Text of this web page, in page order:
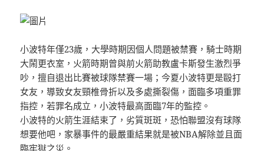
小波特年僅23歲，大學時期因個人問題被禁賽，騎士時期
大鬧更衣室，火箭時期曾與前火箭助教盧卡斯發生激烈爭
吵，擅自退出比賽被球隊禁賽一場；今夏小波特更是毆打
女友，導致女友頸椎骨折以及多處撕裂傷，面臨多項重罪
指控，若罪名成立，小波特最高面臨7年的監控。
小波特的火箭生涯結束了，劣質斑斑，恐怕聯盟沒有球隊
想要他吧，家暴事件的最嚴重結果就是被NBA解除並且面
臨牢獄之災。